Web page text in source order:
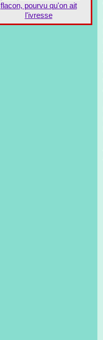
flacon, pourvu qu'on ait
l'ivresse